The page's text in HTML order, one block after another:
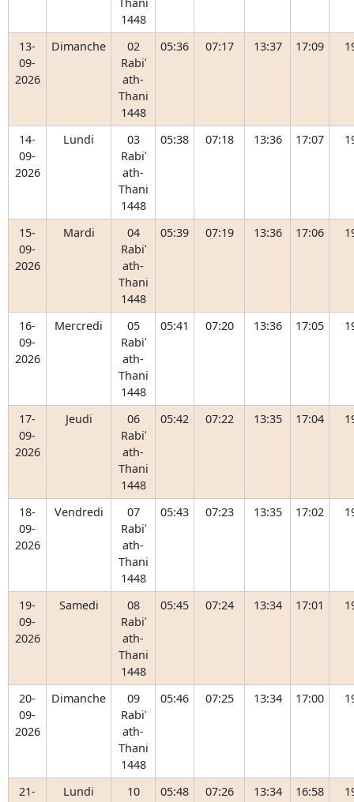
1448
13-
09-
2026
Dimanche
02
Rabiʿ
ath-
Thani
1448
05:36 07:17 13:37 17:09
14-
09-
2026
Lundi
03
Rabiʿ
ath-
Thani
1448
05:38 07:18 13:36 17:07
15-
09-
2026
Mardi
04
Rabiʿ
ath-
Thani
1448
05:39 07:19 13:36 17:06
16-
09-
2026
Mercredi
05
Rabiʿ
ath-
Thani
1448
05:41 07:20 13:36 17:05
17-
09-
2026
Jeudi
06
Rabiʿ
ath-
Thani
1448
05:42 07:22 13:35 17:04
18-
09-
2026
Vendredi
07
Rabiʿ
ath-
Thani
1448
05:43 07:23 13:35 17:02
19-
09-
2026
Samedi
08
Rabiʿ
ath-
Thani
1448
05:45 07:24 13:34 17:01
20-
09-
2026
Dimanche
09
Rabiʿ
ath-
Thani
1448
05:46 07:25 13:34 17:00
21-
Lundi
10
05:48 07:26 13:34 16:58